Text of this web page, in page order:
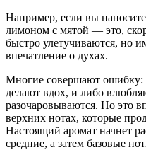
Например, если вы наносите
лимоном с мятой — это,
быстро улетучиваются, но
впечатление о духах.
Многие совершают ошибку:
делают вдох, и либо
разочаровываются. Но это
верхних нотах, которые
Настоящий аромат начнет
средние, а затем базовые